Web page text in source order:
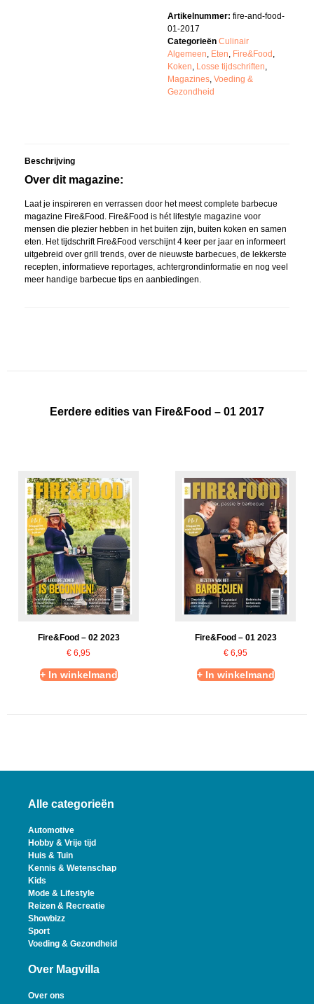
Artikelnummer: fire-and-food-
01-2017
Categorieën Culinair
Algemeen, Eten, Fire&Food ,
Koken, Losse tijdschriften,
Magazines, Voeding &
Gezondheid
Beschrijving
Over dit magazine:
Laat je inspireren en verrassen door het meest complete barbecue
magazine Fire&Food. Fire&Food is hét lifestyle magazine voor
mensen die plezier hebben in het buiten zijn, buiten koken en samen
eten. Het tijdschrift Fire&Food verschijnt 4 keer per jaar en informeert
uitgebreid over grill trends, over de nieuwste barbecues, de lekkerste
recepten, informatieve reportages, achtergrondinformatie en nog veel
meer handige barbecue tips en aanbiedingen.
Eerdere edities van Fire&Food – 01 2017
Fire&Food – 02 2023
€ 6,95
+ In winkelmand
Fire&Food – 01 2023
€ 6,95
+ In winkelmand
Alle categorieën
Automotive
Hobby & Vrije tijd
Huis & Tuin
Kennis & Wetenschap
Kids
Mode & Lifestyle
Reizen & Recreatie
Showbizz
Sport
Voeding & Gezondheid
Over Magvilla
Over ons